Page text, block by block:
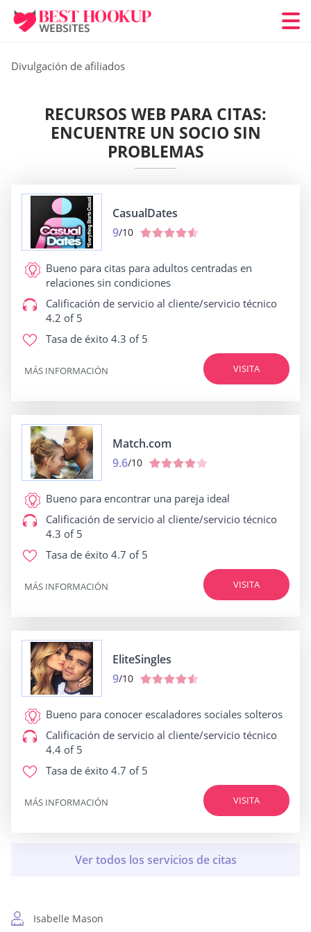
Divulgación de afiliados
RECURSOS WEB PARA CITAS:
ENCUENTRE UN SOCIO SIN
PROBLEMAS
CasualDates
9/10
Bueno para citas para adultos centradas en
relaciones sin condiciones
Calificación de servicio al cliente/servicio técnico
4.2 of 5
Tasa de éxito 4.3 of 5
VISITA
MÁS INFORMACIÓN
Match.com
9.6/10
Bueno para encontrar una pareja ideal
Calificación de servicio al cliente/servicio técnico
4.3 of 5
Tasa de éxito 4.7 of 5
VISITA
MÁS INFORMACIÓN
EliteSingles
9/10
Bueno para conocer escaladores sociales solteros
Calificación de servicio al cliente/servicio técnico
4.4 of 5
Tasa de éxito 4.7 of 5
VISITA
MÁS INFORMACIÓN
Isabelle Mason